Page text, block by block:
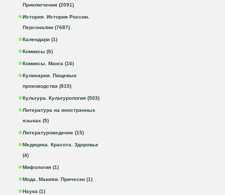
Приключения (2091)
История. История России.
Персоналии (7687)
Календари (1)
Комиксы (6)
Комиксы. Манга (16)
Кулинария. Пищевые
производства (815)
Культура. Культурология (503)
Литература на иностранных
языках (5)
Литературоведение (15)
Медицина. Красота. Здоровье
(4)
Мифология (1)
Мода. Макияж. Прически (1)
Наука (1)